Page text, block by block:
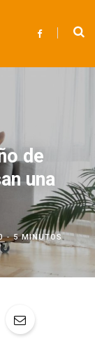
F
b
de
una
5 MINUTOS